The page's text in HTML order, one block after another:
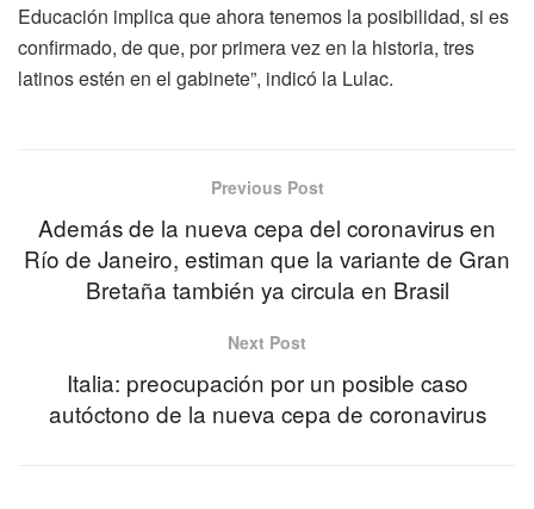
Educación implica que ahora tenemos la posibilidad, si es
confirmado, de que, por primera vez en la historia, tres
latinos estén en el gabinete”, indicó la Lulac.
Previous Post
Además de la nueva cepa del coronavirus en
Río de Janeiro, estiman que la variante de Gran
Bretaña también ya circula en Brasil
Next Post
Italia: preocupación por un posible caso
autóctono de la nueva cepa de coronavirus